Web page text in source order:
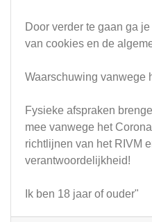
Door verder te gaan ga
van cookies en de
Waarschuwing vanwege
Fysieke afspraken
mee vanwege het
richtlijnen van het RIVM
verantwoordelijkheid!
Ik ben 18 jaar of ouder"